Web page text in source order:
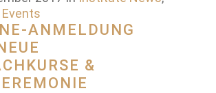
ANMELDUNG
&